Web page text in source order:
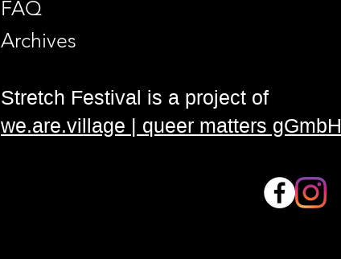
FAQ
Archives
Stretch Festival is a project of
we.are.village | queer matters gGmbH